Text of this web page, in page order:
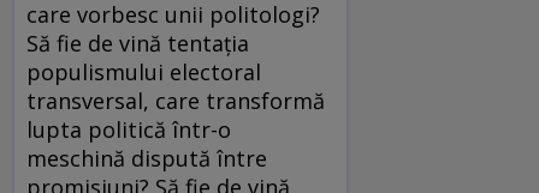
care vorbesc unii politologi?
Să fie de vină tentaţia
populismului electoral
transversal, care transformă
lupta politică într-o
meschină dispută între
promisiuni? Să fie de vină